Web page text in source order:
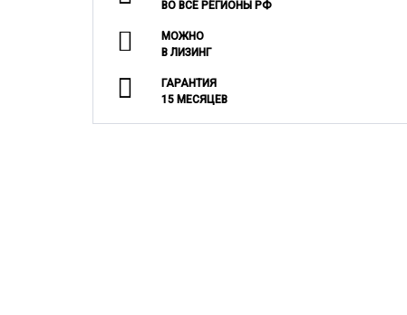
ВО ВСЕ РЕГИОНЫ РФ
МОЖНО
В ЛИЗИНГ
ГАРАНТИЯ
15 МЕСЯЦЕВ